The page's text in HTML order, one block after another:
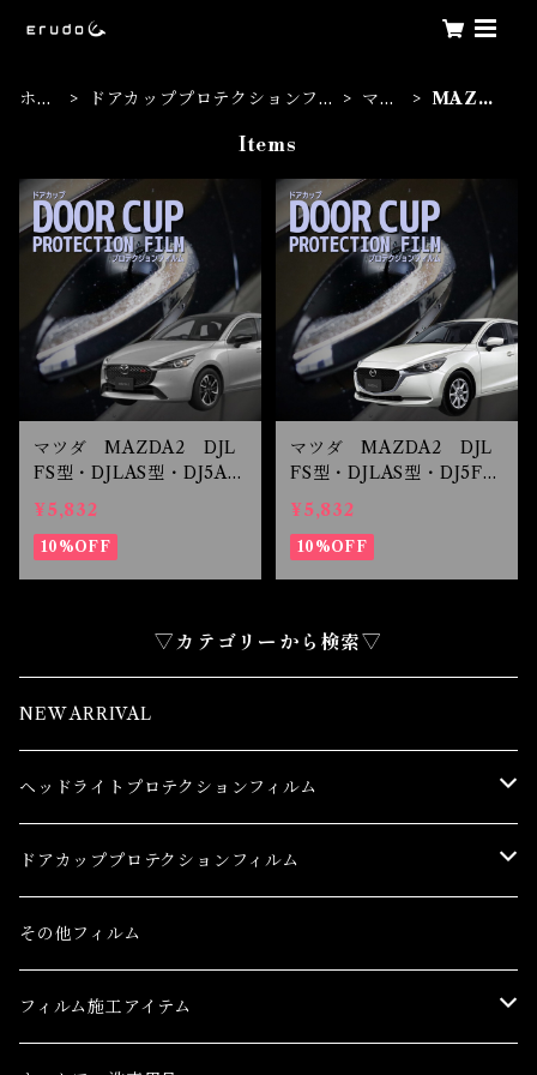
ホー
ドアカッププロテクションフィ
マツ
MAZDA
Items
マツダ MAZDA2 DJL
FS型・DJLAS型・DJ5AS
型・DJ5FS型 R5.3- ド
アカップ保護フィルム
¥5,832
10%OFF
マツダ MAZDA2 DJL
FS型・DJLAS型・DJ5FS
型・DJ5AS型 R1.9-R5.2
ドアカップ保護フィルム
¥5,832
10%OFF
▽カテゴリーから検索▽
NEW ARRIVAL
ヘッドライトプロテクションフィルム
トヨタ
86(GR86)
bB
レクサス
CT
ES
日産
ドアカッププロテクションフィルム
トヨタ
86(GR86)
bB
レクサス
その他フィルム
フィルム施工アイテム